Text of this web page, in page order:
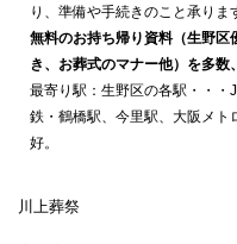
り、準備や手続きのこと承りま
無料のお持ち帰り資料（生野区
き、お葬式のマナー他）を多数
最寄り駅：生野区の各駅・・・
鉄・鶴橋駅、今里駅、大阪メト
好。
川上葬祭